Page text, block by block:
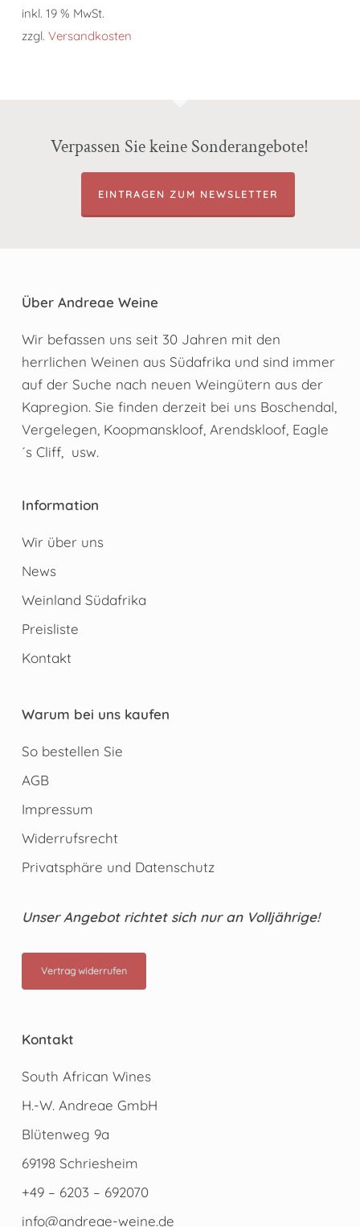
inkl. 19 % MwSt.
zzgl. Versandkosten
Verpassen Sie keine Sonderangebote!
EINTRAGEN ZUM NEWSLETTER
Über Andreae Weine
Wir befassen uns seit 30 Jahren mit den
herrlichen Weinen aus Südafrika und sind immer
auf der Suche nach neuen Weingütern aus der
Kapregion. Sie finden derzeit bei uns Boschendal,
Vergelegen, Koopmanskloof, Arendskloof, Eagle
´s Cliff, usw.
Information
Wir über uns
News
Weinland Südafrika
Preisliste
Kontakt
Warum bei uns kaufen
So bestellen Sie
AGB
Impressum
Widerrufsrecht
Privatsphäre und Datenschutz
Unser Angebot richtet sich nur an Volljährige!
Vertrag widerrufen
Kontakt
South African Wines
H.-W. Andreae GmbH
Blütenweg 9a
69198 Schriesheim
+49 – 6203 – 692070
info@andreae-weine.de